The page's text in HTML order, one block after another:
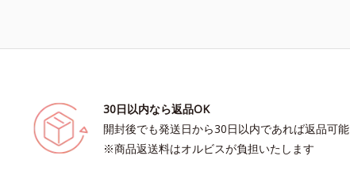
30日以内なら返品OK
開封後でも発送日から30日以内であれば返品可能
※商品返送料はオルビスが負担いたします